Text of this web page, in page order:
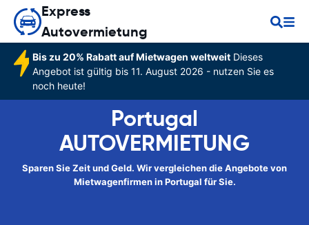
Express
Autovermietung
Bis zu 20% Rabatt auf Mietwagen weltweitDieses
Angebot ist gültig bis 11. August 2026 - nutzen Sie es
noch heute!
Portugal
AUTOVERMIETUNG
Sparen Sie Zeit und Geld. Wir vergleichen die Angebote von
Mietwagenfirmen in Portugal für Sie.